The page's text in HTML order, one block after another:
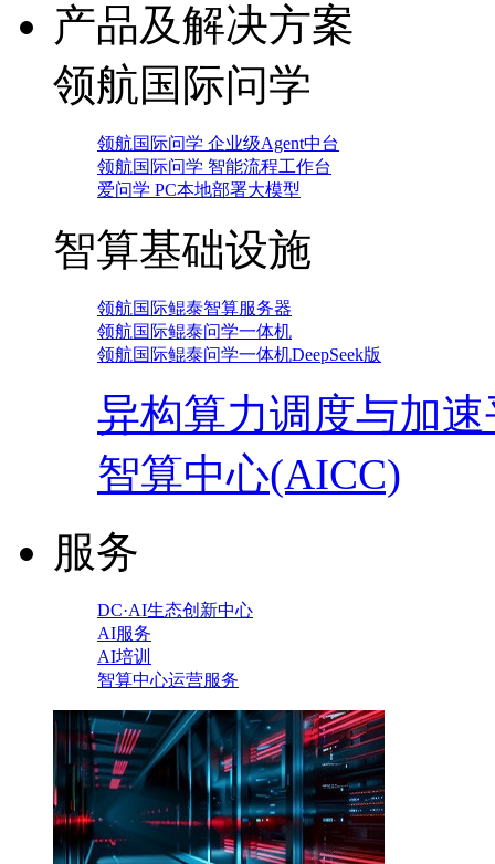
产品及解决方案
领航国际问学
领航国际问学 企业级Agent中台
领航国际问学 智能流程工作台
爱问学 PC本地部署大模型
智算基础设施
领航国际鲲泰智算服务器
领航国际鲲泰问学一体机
领航国际鲲泰问学一体机DeepSeek版
异构算力调度与加
智算中心(AICC)
服务
DC·AI生态创新中心
AI服务
AI培训
智算中心运营服务